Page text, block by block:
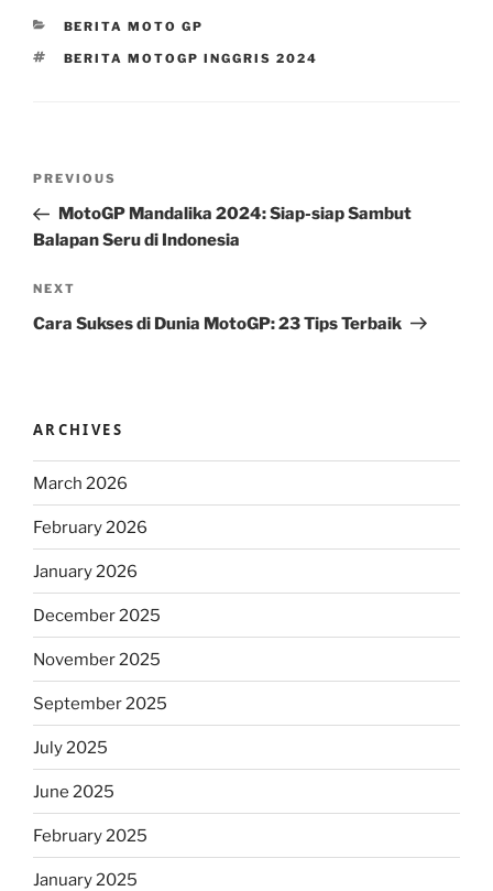
CATEGORIES
BERITA MOTO GP
TAGS
BERITA MOTOGP INGGRIS 2024
Previous
Post
PREVIOUS
MotoGP Mandalika 2024: Siap-siap Sambut
Balapan Seru di Indonesia
Next
Post
NEXT
Cara Sukses di Dunia MotoGP: 23 Tips Terbaik
ARCHIVES
March 2026
February 2026
January 2026
December 2025
November 2025
September 2025
July 2025
June 2025
February 2025
January 2025